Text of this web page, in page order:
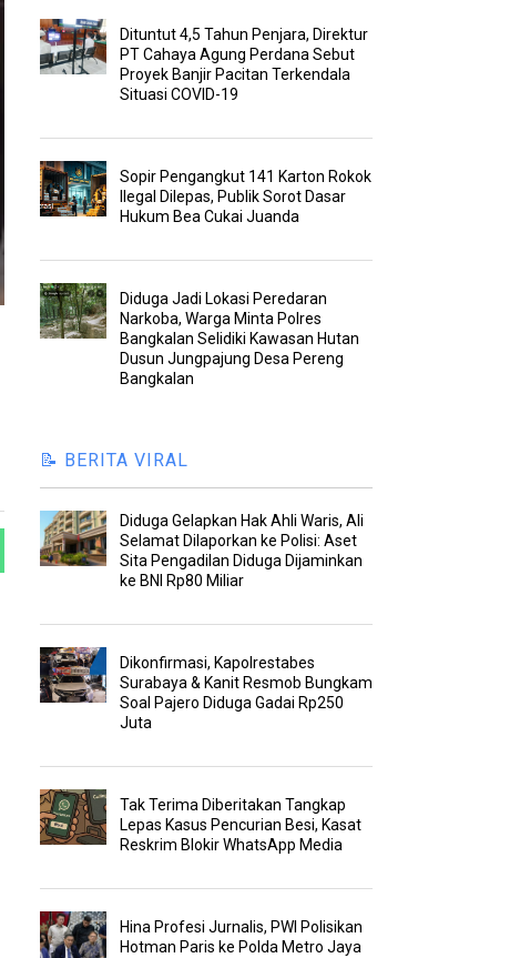
Dituntut 4,5 Tahun Penjara, Direktur
PT Cahaya Agung Perdana Sebut
Proyek Banjir Pacitan Terkendala
Situasi COVID-19
Sopir Pengangkut 141 Karton Rokok
Ilegal Dilepas, Publik Sorot Dasar
Hukum Bea Cukai Juanda
Diduga Jadi Lokasi Peredaran
Narkoba, Warga Minta Polres
Bangkalan Selidiki Kawasan Hutan
Dusun Jungpajung Desa Pereng
Bangkalan
📝 BERITA VIRAL
Diduga Gelapkan Hak Ahli Waris, Ali
Selamat Dilaporkan ke Polisi: Aset
Sita Pengadilan Diduga Dijaminkan
ke BNI Rp80 Miliar
Dikonfirmasi, Kapolrestabes
Surabaya & Kanit Resmob Bungkam
Soal Pajero Diduga Gadai Rp250
Juta
Tak Terima Diberitakan Tangkap
Lepas Kasus Pencurian Besi, Kasat
Reskrim Blokir WhatsApp Media
Hina Profesi Jurnalis, PWI Polisikan
Hotman Paris ke Polda Metro Jaya